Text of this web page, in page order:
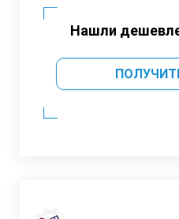
Нашли